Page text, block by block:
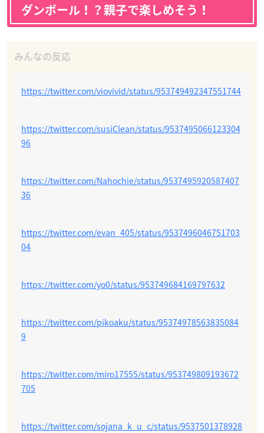
ダンボール！？親子で楽しめそう！
https://twitter.com/viovivid/status/953749492347551744
https://twitter.com/susiClean/status/9537495066123304
96
https://twitter.com/Nahochie/status/9537495920587407
36
https://twitter.com/evan_405/status/9537496046751703
04
https://twitter.com/yo0/status/953749684169797632
https://twitter.com/pikoaku/status/95374978563835084
9
https://twitter.com/miro17555/status/953749809193672
705
https://twitter.com/sojana_k_u_c/status/9537501378928